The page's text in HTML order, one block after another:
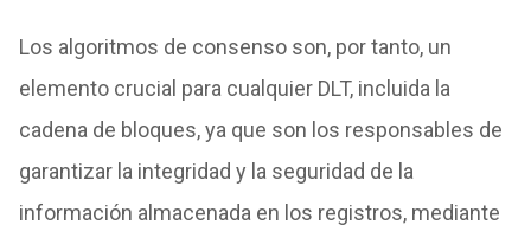
Los algoritmos de consenso son, por tanto, un
elemento crucial para cualquier DLT, incluida la
cadena de bloques, ya que son los responsables de
garantizar la integridad y la seguridad de la
información almacenada en los registros, mediante